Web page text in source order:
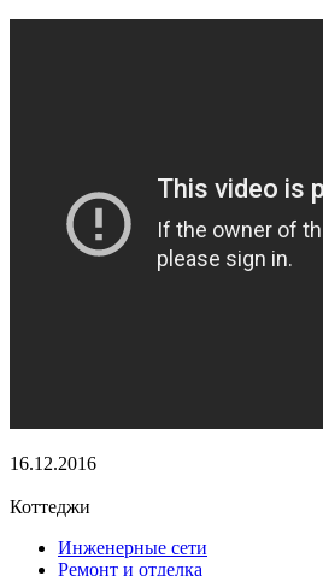
16.12.2016
Коттеджи
Инженерные сети
Ремонт и отделка